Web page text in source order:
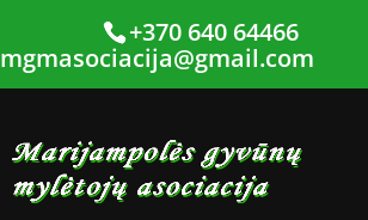
+370 640 64466
mgmasociacija@gmail.com